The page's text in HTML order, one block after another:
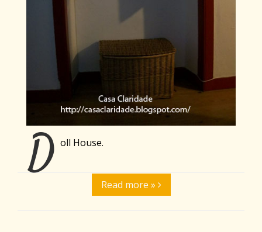
D oll House.
Read more »